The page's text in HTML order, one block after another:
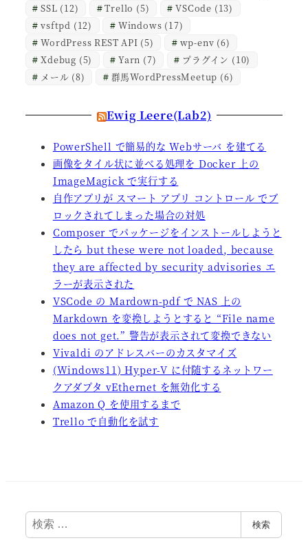
SSL (12) Trello (5) VSCode (13)
vsftpd (12) Windows (17)
WordPress REST API (5) wp-env (6)
Xdebug (5) Yarn (7) プラグイン (10)
メール (8) 群馬WordPressMeetup (6)
Ewig Leere(Lab2)
PowerShell で簡易的な Webサーバ を建てる
画像をタイル状に並べる処理を Docker 上の
ImageMagick で実行する
自作アプリが スマート アプリ コントロール でブ
ロックされてしまった場合の対処
Composer でパッケージをインストールしようと
したら but these were not loaded, because
they are affected by security advisories エ
ラーが表示された
VSCode の Mardown-pdf で NAS 上の
Markdown を変換しようとすると “File name
does not get.” 警告が表示されて変換できない
Vivaldi のアドレスバーのカスタマイズ
(Windows11) Hyper-V に付随するネットワー
クアダプタ vEthernet を無効化する
Amazon Q を使用するまで
Trello で自動化を試す
検
索
検索